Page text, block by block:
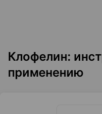
Клофелин:
применению